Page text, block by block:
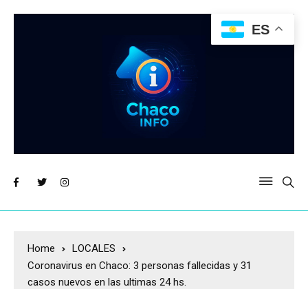
Home
LOCALES
Coronavirus en Chaco: 3 personas fallecidas y 31
casos nuevos en las ultimas 24 hs.
ES